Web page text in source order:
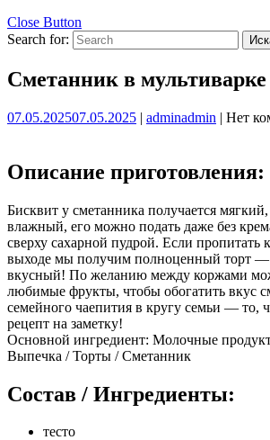
Close Button
Search for:
Сметанник в мультиварке
07.05.202507.05.2025 | adminadmin | Нет
Описание приготовления:
Бисквит у сметанника получается
влажный, его можно подать даже без
сверху сахарной пудрой. Если пропитать
выходе мы получим полноценный торт
вкусный! По желанию между коржами
любимые фрукты, чтобы обогатить вкус
семейного чаепития в кругу семьи — то,
рецепт на заметку!
Основной ингредиент: Молочные
Выпечка / Торты / Сметанник
Состав / Ингредиенты:
тесто